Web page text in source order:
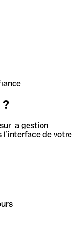
?
la gestion
l’interface de votre